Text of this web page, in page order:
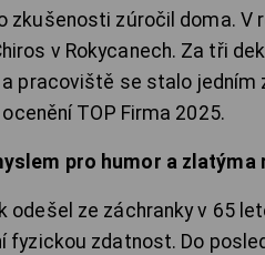
zkušenosti zúročil doma. V
v Rokycanech. Za tři
pracoviště se stalo jedním
TOP Firma 2025.
pro humor a zlatýma
odešel ze záchranky v 65
fyzickou zdatnost. Do